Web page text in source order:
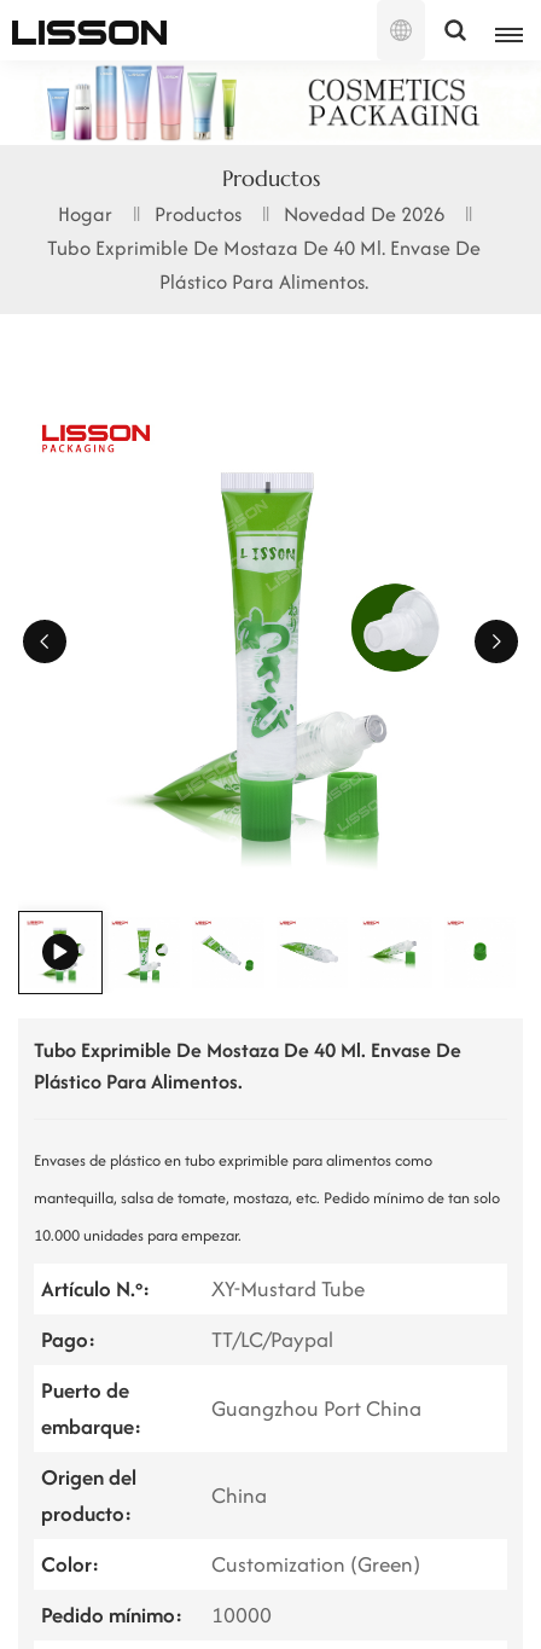
Español
English
français
русский
日本語
한국의
ไทย
Tiếng việt
中文
Productos
Hogar Productos
Novedad De 2026
Tubo Exprimible De Mostaza De 40 Ml. Envase De
Plástico Para Alimentos.
Tubo Exprimible De Mostaza De 40 Ml. Envase De
Plástico Para Alimentos.
Envases de plástico en tubo exprimible para alimentos como
mantequilla, salsa de tomate, mostaza, etc. Pedido mínimo de tan solo
10.000 unidades para empezar.
Artículo N.º:
XY-Mustard Tube
Pago:
TT/LC/Paypal
Puerto de
embarque:
Guangzhou Port China
Origen del
producto:
China
Color:
Customization (Green)
Pedido mínimo:
10000